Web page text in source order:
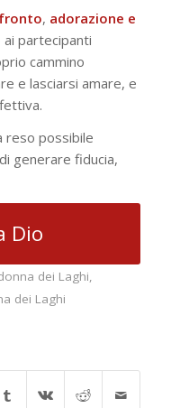
, adorazione e
partecipanti
cammino
e lasciarsi amare, e
reso possibile
generare fiducia,
Dio
dei Laghi,
dei Laghi